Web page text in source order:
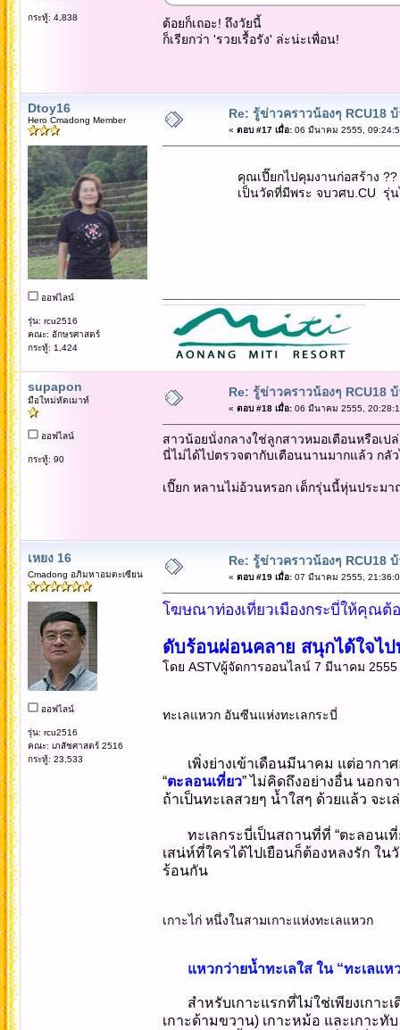
กระทู้: 4,838
ต้อยก็เถอะ! ถึงวัยนี้
ก็เรียกว่า 'รวยเรื้อรัง' ล่ะน่ะเพื่อน!
Dtoy16
Hero Cmadong Member
ออฟไลน์
รุ่น: rcu2516
คณะ: อักษรศาสตร์
กระทู้: 1,424
Re: รู้ข่าวคราวน้องๆ RCU18
« ตอบ #17 เมื่อ:06 มีนาคม 2555,
คุณเปี๊ยกไปคุมงานก่อสร้าง ?? ไปท
เป็นวัดที่มีพระ จบวศบ.CU รุ่นไหน
supapon
มือใหม่หัดเมาท์
ออฟไลน์
กระทู้: 90
Re: รู้ข่าวคราวน้องๆ RCU18
« ตอบ #18 เมื่อ:06 มีนาคม 2555,
สาวน้อยนั่งกลางใช่ลูกสาวหมอเตือนหรือเ
นี่ไม่ได้ไปตรวจตากับเตือนนานมากแล้ว กลั
เปี๊ยก หลานไม่อ้วนหรอก เด็กรุ่นนี้หุ่นประม
เหยง 16
Cmadong อภิมหาอมตะเซียน
ออฟไลน์
รุ่น: rcu2516
คณะ: เภสัชศาสตร์ 2516
กระทู้: 23,533
Re: รู้ข่าวคราวน้องๆ RCU18
« ตอบ #19 เมื่อ:07 มีนาคม 2555,
โฆษณาท่องเที่ยวเมืองกระบี่ให้คุณต้
ดับร้อนผ่อนคลาย สนุกได้ใจไป
โดย ASTVผู้จัดการออนไลน์ 7 มีนาคม
ทะเลแหวก อันซีนแห่งทะเลกระบี่
เพิ่งย่างเข้าเดือนมีนาคม แต่อาก
“ตะลอนเที่ยว” ไม่คิดถึงอย่างอื่น นอกจ
ถ้าเป็นทะเลสวยๆ น้ำใสๆ ด้วยแล้ว จะ
ทะเลกระบี่เป็นสถานที่ที่ “ตะลอนเที่
เสน่ห์ที่ใครได้ไปเยือนก็ต้องหลงรัก ใน
ร้อนกัน
เกาะไก่ หนึ่งในสามเกาะแห่งทะเลแหวก
แหวกว่ายน้ำทะเลใส ใน “ทะเลแห
สำหรับเกาะแรกที่ไม่ใช่เพียงเกาะ
เกาะด้ามขวาน) เกาะหม้อ และเกาะทั